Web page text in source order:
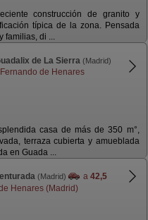
construcción de granito y
típica de la zona. Pensada
familias, di ...
de La Sierra (Madrid)
de Henares
casa de más de 350 m°,
terraza cubierta y amueblada
en Guada ...
(Madrid) a 42,5
Henares (Madrid)